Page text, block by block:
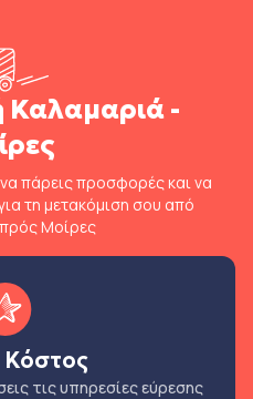
Καλαμαριά -
πάρεις προσφορές και να
τη μετακόμιση σου από
Μοίρες
τις υπηρεσίες εύρεσης